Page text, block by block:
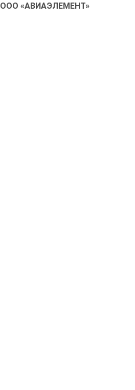
ООО «АВИАЭЛЕМЕНТ»